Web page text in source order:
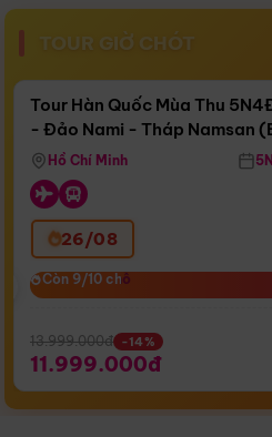
TOUR GIỜ CHÓT
Còn15 ngày 15:39:15
Bay Sun Phuquoc Airways
Tour Hàn Quốc Mùa Thu
- Đảo Nami - Tháp Namsan
Airways)
Hồ Chí Minh
26/08
Còn 9/10 chỗ
Còn 9/10 chỗ
13.999.000đ -14%
11.999.000đ